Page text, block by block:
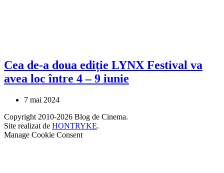
Cea de-a doua ediție LYNX Festival va
avea loc între 4 – 9 iunie
7 mai 2024
Copyright 2010-2026 Blog de Cinema.
Site realizat de HONTRYKE.
Manage Cookie Consent